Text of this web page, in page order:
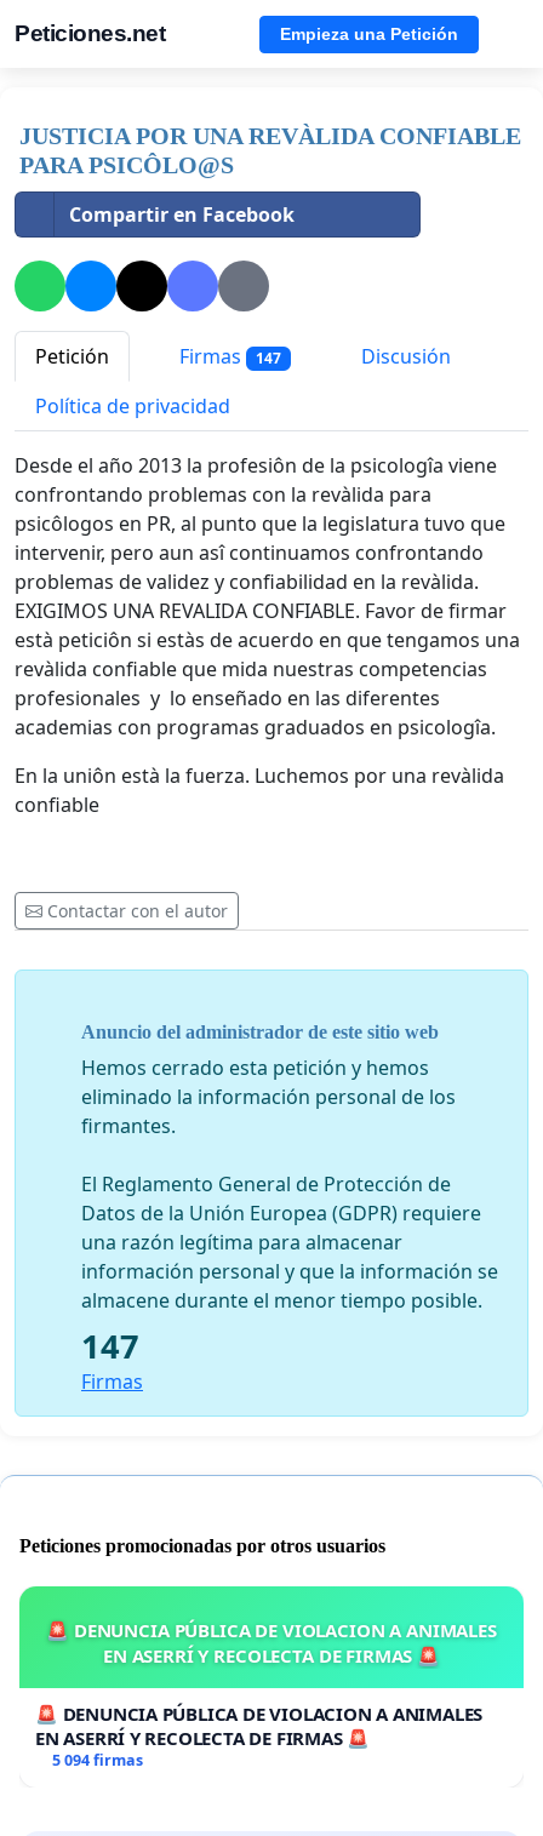
Peticiones.net Empieza una Petición
JUSTICIA POR UNA REVÀLIDA CONFIABLE
PARA PSICÔLO@S
Compartir en Facebook
Petición Firmas 147
Discusión
Política de privacidad
Desde el año 2013 la profesiôn de la psicologîa viene
confrontando problemas con la revàlida para
psicôlogos en PR, al punto que la legislatura tuvo que
intervenir, pero aun asî continuamos confrontando
problemas de validez y confiabilidad en la revàlida.
EXIGIMOS UNA REVALIDA CONFIABLE. Favor de firmar
està peticiôn si estàs de acuerdo en que tengamos una
revàlida confiable que mida nuestras competencias
profesionales y lo enseñado en las diferentes
academias con programas graduados en psicologîa.
En la uniôn està la fuerza. Luchemos por una revàlida
confiable
Contactar con el autor
Anuncio del administrador de este sitio web
Hemos cerrado esta petición y hemos
eliminado la información personal de los
firmantes.
El Reglamento General de Protección de
Datos de la Unión Europea (GDPR) requiere
una razón legítima para almacenar
información personal y que la información se
almacene durante el menor tiempo posible.
147
Firmas
Peticiones promocionadas por otros usuarios
🚨 DENUNCIA PÚBLICA DE VIOLACION A ANIMALES
EN ASERRÍ Y RECOLECTA DE FIRMAS 🚨
🚨 DENUNCIA PÚBLICA DE VIOLACION A ANIMALES
EN ASERRÍ Y RECOLECTA DE FIRMAS 🚨
5 094 firmas